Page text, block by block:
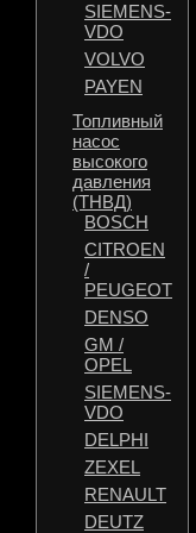
SIEMENS-
VDO
VOLVO
PAYEN
Топливный
насос
высокого
давления
(ТНВД)
BOSCH
CITROEN
/
PEUGEOT
DENSO
GM /
OPEL
SIEMENS-
VDO
DELPHI
ZEXEL
RENAULT
DEUTZ